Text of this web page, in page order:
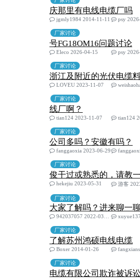
庆那里有电线电缆厂吗
jgmly1984 2014-11-11
psy
厂家讨论
号FG18OM16问题讨论
Eleco 2026-04-15
psy
厂家讨论
浙江及附近的光伏电缆
LOVEU 2023-11-07
厂家讨论
线厂啊？
tian124 2023-11-07
tian124
厂家讨论
公司多吗？安徽有吗？
fanggaoxia 2023-06-29
厂家讨论
俊干过或熟悉的，请教
hekejiu 2023-05-31
游客
厂家讨论
大家了解吗？进来聊一聊
942037057 2022-03-12
厂家讨论
了解苏州鸿硕电线电缆
Boxer 2014-01-26
厂家讨论
电缆有限公司欺诈被诉